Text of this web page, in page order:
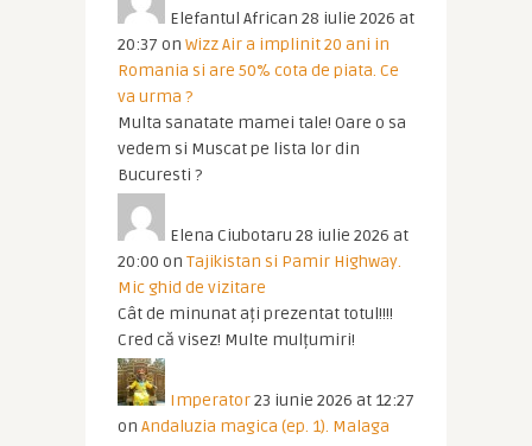
Elefantul African 28 iulie 2026 at
20:37 on Wizz Air a implinit 20 ani in
Romania si are 50% cota de piata. Ce
va urma ?
Multa sanatate mamei tale! Oare o sa
vedem si Muscat pe lista lor din
Bucuresti ?
Elena Ciubotaru 28 iulie 2026 at
20:00 on Tajikistan si Pamir Highway.
Mic ghid de vizitare
Cât de minunat ați prezentat totul!!!!
Cred că visez! Multe mulțumiri!
Imperator23 iunie 2026 at 12:27
on Andaluzia magica (ep. 1). Malaga